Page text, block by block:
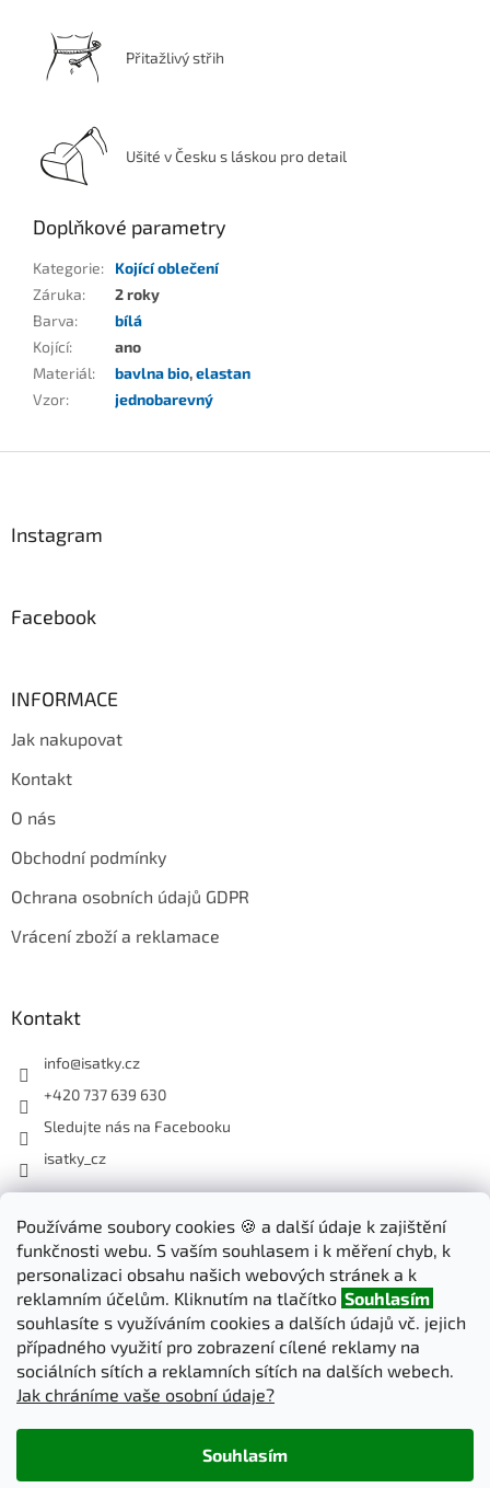
Používáme soubory cookies 🍪 a další údaje k zajištění
funkčnosti webu. S vaším souhlasem i k měření chyb, k
personalizaci obsahu našich webových stránek a k
reklamním účelům. Kliknutím na tlačítko Souhlasím
souhlasíte s využíváním cookies a dalších údajů vč. jejich
případného využití pro zobrazení cílené reklamy na
sociálních sítích a reklamních sítích na dalších webech.
Jak chráníme vaše osobní údaje?
Souhlasím
Přitažlivý střih
Ušité v Česku s láskou pro detail
Doplňkové parametry
Kategorie:
Kojící oblečení
Záruka:
2 roky
Barva:
bílá
Kojící:
ano
Materiál: bavlna bio,elastan
Vzor: jednobarevný
Instagram
Facebook
INFORMACE
Jak nakupovat
Kontakt
O nás
Obchodní podmínky
Ochrana osobních údajů GDPR
Vrácení zboží a reklamace
Kontakt
info@isatky.cz
+420 737 639 630
Sledujte nás na Facebooku
isatky_cz
Odebírat newsletter
Vložte svůj e-mail a my vám budeme zasílat informace o nových
produktech na našem e-shopu.
E-mail
PŘIHLÁSIT SE